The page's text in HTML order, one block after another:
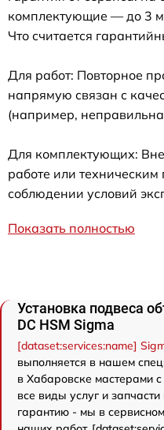
комплектующие — до 3
Что считается
Для работ: Повторное
напрямую связан с
(например,
Для комплектующих:
работе или
соблюдении условий
Показать полностью
Установка подвеса
DC HSM Sigma
[dataset:services:name]
выполняется в нашем
в Хабаровске мастерами
все виды услуг и
гарантию - мы в